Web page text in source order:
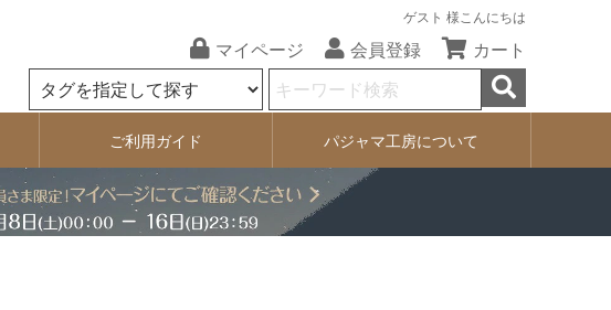
ゲスト 様こんにちは
マイページ 会員登録 カート
ご利用ガイド パジャマ工房について
おすすめ順 レビュー順
価格が安い順